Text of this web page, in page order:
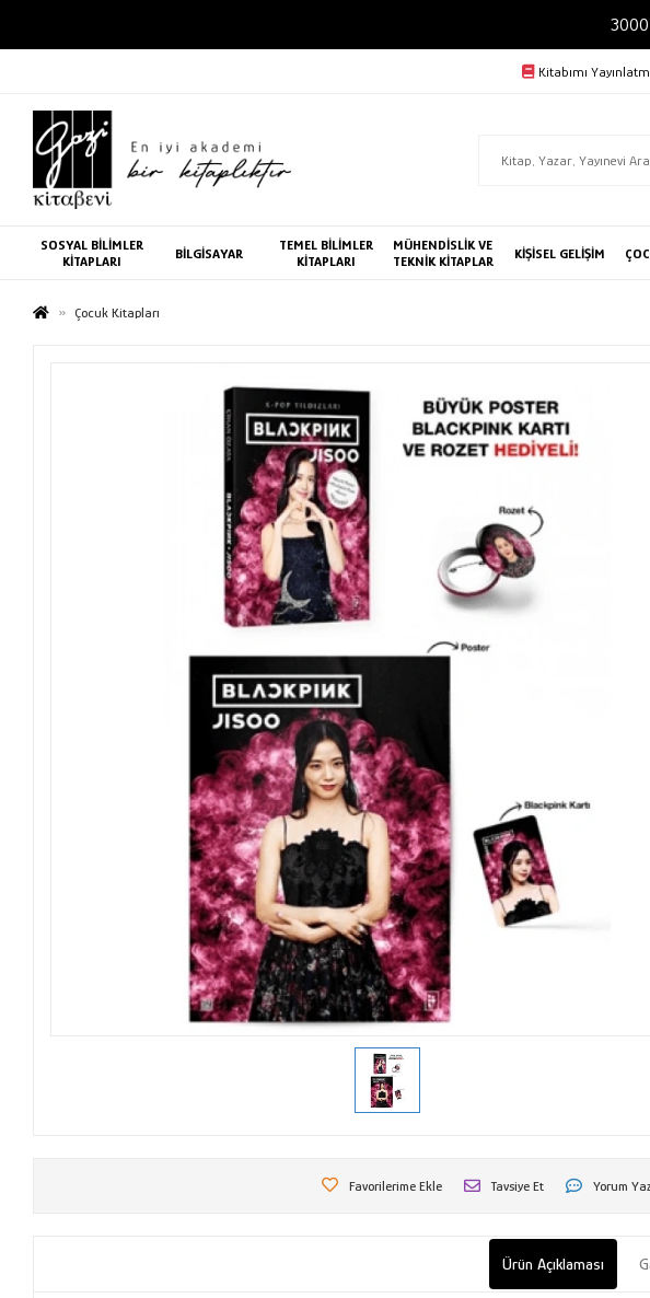
Kitabımı
SOSYAL BİLİMLER
KİTAPLARI
BİLGİSAYAR
TEMEL BİLİMLER
KİTAPLARI
MÜHENDİSLİK VE
TEKNİK KİTAPLAR
KİŞİSEL GELİŞİM
Çocuk Kitapları
Favorilerime Ekle Tavsiye Et Yorum
Ürün Açıklaması